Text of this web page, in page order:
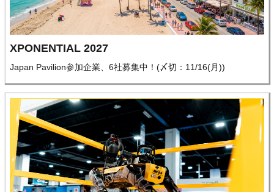
XPONENTIAL 2027
Japan Pavilion参加企業、6社募集中！(〆切：11/16(月))